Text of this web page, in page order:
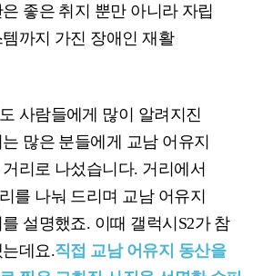
좋은 취지 뿐만 아니라 자립
까지 가진 장애인 재활
사람들에게 많이 알려지진
많은 분들에게 교남 어유지
리로 나섰습니다. 거리에서
를 나눠 드리며 교남 어유지
설명했죠. 이때 갤럭시 S2가 참
데요 .직접 교남 어유지 동산을